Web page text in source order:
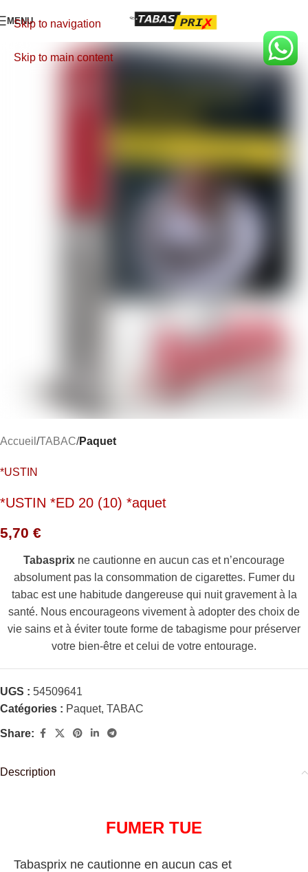
Skip to navigation
Skip to main content
MENU
Accueil TABAC Paquet
*USTIN
*USTIN *ED 20 (10) *aquet
5,70 €
Tabasprix ne cautionne en aucun cas et n’encourage
absolument pas la consommation de cigarettes. Fumer du
tabac est une habitude dangereuse qui nuit gravement à la
santé. Nous encourageons vivement à adopter des choix de
vie sains et à éviter toute forme de tabagisme pour préserver
votre bien-être et celui de votre entourage.
UGS : 54509641
Catégories : Paquet, TABAC
Share:
Description
FUMER TUE
Tabasprix ne cautionne en aucun cas et